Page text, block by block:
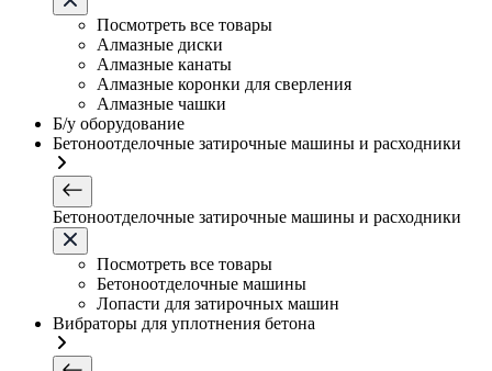
Посмотреть все товары
Алмазные диски
Алмазные канаты
Алмазные коронки для сверления
Алмазные чашки
Б/у оборудование
Бетоноотделочные затирочные машины и расходники
Бетоноотделочные затирочные машины и расходники
Посмотреть все товары
Бетоноотделочные машины
Лопасти для затирочных машин
Вибраторы для уплотнения бетона